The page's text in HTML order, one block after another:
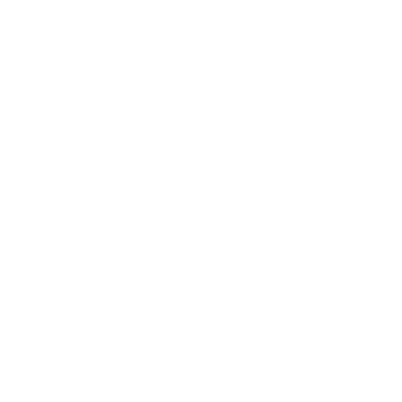
ze biedt verzamelaars, interieurarchitecten en
een bespoke interior creation.
leeftijd en gebruik. Klaar voor installatie.
recht laten verzagen voor plaatsing tegen een